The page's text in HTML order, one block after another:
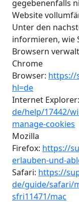
gegebenenfalls
Website
Unter den
informieren, wie
Browsern
Chrome
Browser: https://
hl=de
Internet Explorer:
de/help/17442/
manage-cookies
Mozilla
Firefox: https://
erlauben-und-
Safari: https://
de/guide/safari/
sfri11471/mac